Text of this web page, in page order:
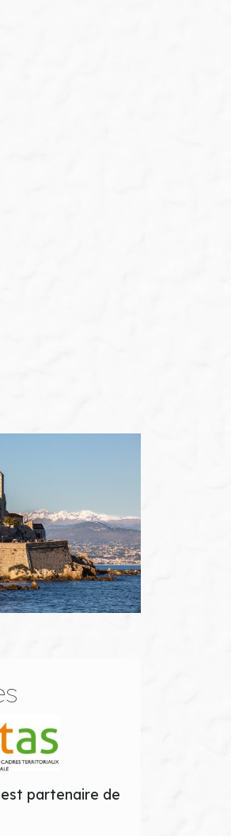
partenaire de